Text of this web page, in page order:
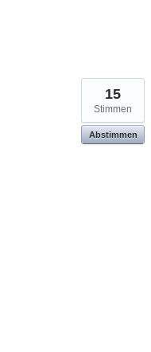
15
Stimmen
Abstimmen